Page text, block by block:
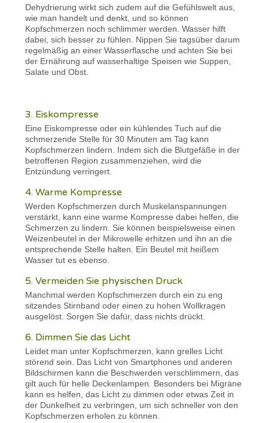
Dehydrierung wirkt sich zudem auf die Gefühlswelt aus,
wie man handelt und denkt, und so können
Kopfschmerzen noch schlimmer werden. Wasser hilft
dabei, sich besser zu fühlen. Nippen Sie tagsüber darum
regelmäßig an einer Wasserflasche und achten Sie bei
der Ernährung auf wasserhaltige Speisen wie Suppen,
Salate und Obst.
3. Eiskompresse
Eine Eiskompresse oder ein kühlendes Tuch auf die
schmerzende Stelle für 30 Minuten am Tag kann
Kopfschmerzen lindern. Indem sich die Blutgefäße in der
betroffenen Region zusammenziehen, wird die
Entzündung verringert.
4. Warme Kompresse
Werden Kopfschmerzen durch Muskelanspannungen
verstärkt, kann eine warme Kompresse dabei helfen, die
Schmerzen zu lindern. Sie können beispielsweise einen
Weizenbeutel in der Mikrowelle erhitzen und ihn an die
entsprechende Stelle halten. Ein Beutel mit heißem
Wasser tut es ebenso.
5. Vermeiden Sie physischen Druck
Manchmal werden Kopfschmerzen durch ein zu eng
sitzendes Stirnband oder einen zu hohen Wollkragen
ausgelöst. Sorgen Sie dafür, dass nichts drückt.
6. Dimmen Sie das Licht
Leidet man unter Kopfschmerzen, kann grelles Licht
störend sein. Das Licht von Smartphones und anderen
Bildschirmen kann die Beschwerden verschlimmern, das
gilt auch für helle Deckenlampen. Besonders bei Migräne
kann es helfen, das Licht zu dimmen oder etwas Zeit in
der Dunkelheit zu verbringen, um sich schneller von den
Kopfschmerzen erholen zu können.